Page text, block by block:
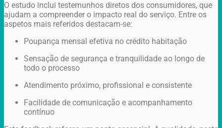
O estudo inclui testemunhos diretos dos consumidores, que
ajudam a compreender o impacto real do serviço. Entre os
aspetos mais referidos destacam-se:
Poupança mensal efetiva no crédito habitação
Sensação de segurança e tranquilidade ao longo de
todo o processo
Atendimento próximo, profissional e consistente
Facilidade de comunicação e acompanhamento
contínuo